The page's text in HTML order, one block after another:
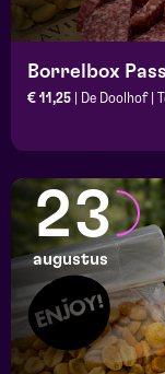
Borrelbox
€ 11,25 | De Doolhof |
23
augustus